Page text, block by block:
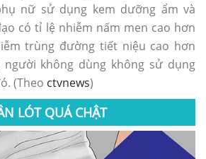
nữ sử dụng kem dưỡng ẩm và
có tỉ lệ nhiễm nấm men cao hơn
trùng đường tiết niệu cao hơn
người không dùng không sử dụng
(Theo ctvnews)
LÓT QUÁ CHẬT